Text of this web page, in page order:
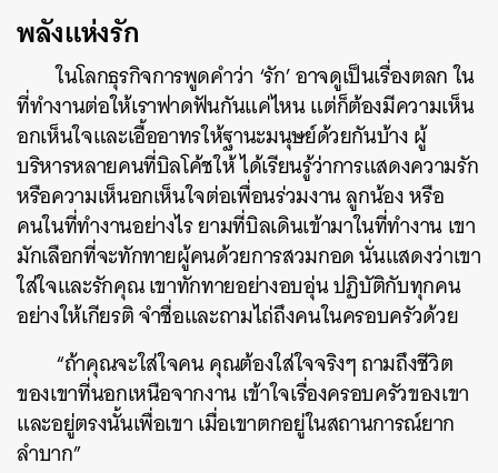
พลังแห่งรัก
ในโลกธุรกิจการพูดคำว่า ‘รัก’ อาจดูเป็นเรื่องตลก ใน
ที่ทำงานต่อให้เราฟาดฟันกันแค่ไหน แต่ก็ต้องมีความเห็น
อกเห็นใจและเอื้ออาทรให้ฐานะมนุษย์ด้วยกันบ้างผู้
บริหารหลายคนที่บิลโค้ชให้ ได้เรียนรู้ว่าการแสดงความรัก
หรือความเห็นอกเห็นใจต่อเพื่อนร่วมงาน ลูกน้อง หรือ
คนในที่ทำงานอย่างไรยามที่บิลเดินเข้ามาในที่ทำงาน เขา
มักเลือกที่จะทักทายผู้คนด้วยการสวมกอด นั่นแสดงว่าเขา
ใส่ใจและรักคุณ เขาทักทายอย่างอบอุ่น ปฏิบัติกับทุกคน
อย่างให้เกียรติ จำชื่อและถามไถ่ถึงคนในครอบครัวด้วย
“ถ้าคุณจะใส่ใจคน คุณต้องใส่ใจจริงๆ ถามถึงชีวิต
ของเขาที่นอกเหนือจากงาน เข้าใจเรื่องครอบครัวของเขา
และอยู่ตรงนั้นเพื่อเขา เมื่อเขาตกอยู่ในสถานการณ์ยาก
ลำบาก”